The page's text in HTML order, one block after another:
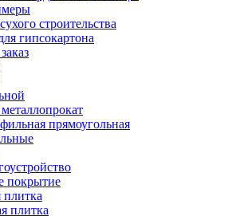
строительства
гипсокартона
прямоугольная
покрытие
плитка
плитка